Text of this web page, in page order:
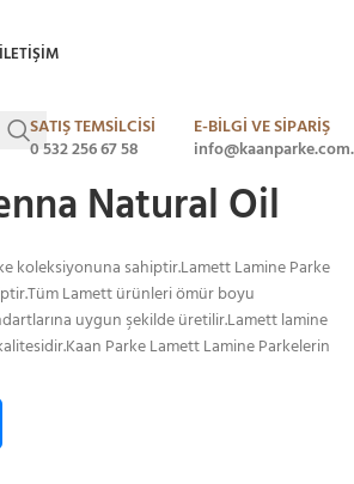
ILETIŞIM
SATIŞ TEMSİLCİSİ
0 532 256 67 58
E-BİLGİ VE SİPARİŞ
Natural Oil
Natural Oil
koleksiyonuna sahiptir.Lamett Lamine Parke
Lamett ürünleri ömür boyu
uygun şekilde üretilir.Lamett lamine
Parke Lamett Lamine Parkelerin